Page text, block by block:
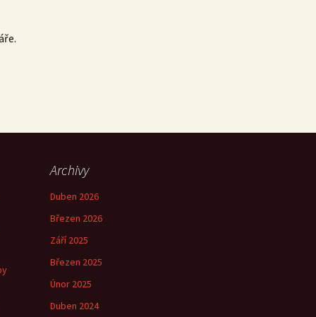
Archivy
Duben 2026
Březen 2026
Září 2025
Březen 2025
Únor 2025
Duben 2024